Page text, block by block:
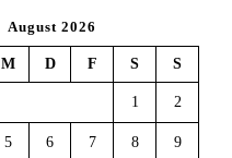
August 2026
M D F S S
1 2
5 6 7 8 9